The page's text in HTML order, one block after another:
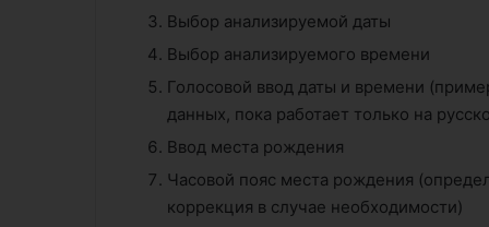
Выбор анализируемой даты
Выбор анализируемого времени
Голосовой ввод даты и времени
данных, пока работает только на
Ввод места рождения
Часовой пояс места рождения
коррекция в случае необходимости)